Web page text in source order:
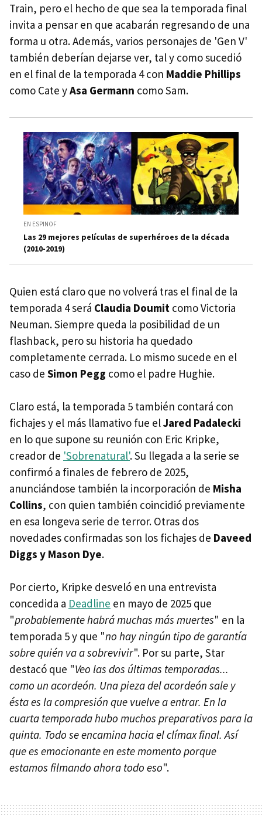
Train, pero el hecho de que sea la temporada final
invita a pensar en que acabarán regresando de una
forma u otra. Además, varios personajes de 'Gen V'
también deberían dejarse ver, tal y como sucedió
en el final de la temporada 4 con Maddie Phillips
como Cate yAsa Germann como Sam.
EN ESPINOF
Las 29 mejores películas de superhéroes de la década
(2010-2019)
Quien está claro que no volverá tras el final de la
temporada 4 será Claudia Doumit como Victoria
Neuman. Siempre queda la posibilidad de un
flashback, pero su historia ha quedado
completamente cerrada. Lo mismo sucede en el
caso de Simon Pegg como el padre Hughie.
Claro está, la temporada 5 también contará con
fichajes y el más llamativo fue elJared Padalecki
en lo que supone su reunión con Eric Kripke,
creador de 'Sobrenatural'. Su llegada a la serie se
confirmó a finales de febrero de 2025,
anunciándose también la incorporación de Misha
Collins, con quien también coincidió previamente
en esa longeva serie de terror. Otras dos
novedades confirmadas son los fichajes de Daveed
Diggs y Mason Dye.
Por cierto, Kripke desveló en una entrevista
concedida a Deadline en mayo de 2025 que
"probablemente habrá muchas más muertes" en la
temporada 5 y que "no hay ningún tipo de garantía
sobre quién va a sobrevivir". Por su parte, Star
destacó que "Veo las dos últimas temporadas...
como un acordeón. Una pieza del acordeón sale y
ésta es la compresión que vuelve a entrar. En la
cuarta temporada hubo muchos preparativos para la
quinta. Todo se encamina hacia el clímax final. Así
que es emocionante en este momento porque
estamos filmando ahora todo eso".